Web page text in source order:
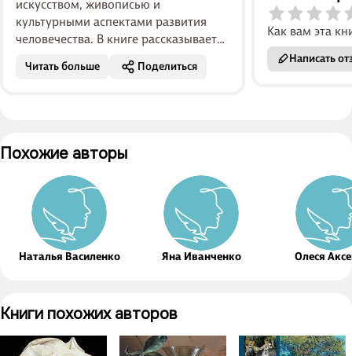
искусством, живописью и
культурными аспектами развития
человечества. В книге рассказывается
о всех жизненных перипетиях
художников, об их творческих
Читать больше Поделиться
Как вам эта
Написать
Похожие авторы
Наталья Василенко Яна Иванченко Олеся
Книги похожих авторов